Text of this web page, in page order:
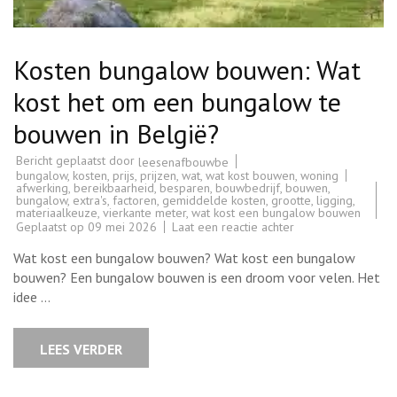
Kosten bungalow bouwen: Wat
kost het om een bungalow te
bouwen in België?
Bericht geplaatst door leesenafbouwbe
bungalow, kosten, prijs, prijzen, wat, wat kost bouwen, woning
afwerking, bereikbaarheid, besparen, bouwbedrijf, bouwen,
bungalow, extra's, factoren, gemiddelde kosten, grootte, ligging,
materiaalkeuze, vierkante meter, wat kost een bungalow bouwen
Geplaatst op 09 mei 2026 Laat een reactie achterop
bungalow
bouwen:
Wat
kost
Wat kost een bungalow bouwen? Wat kost een bungalow
bouwen? Een bungalow bouwen is een droom voor velen. Het
idee …
LEES VERDER